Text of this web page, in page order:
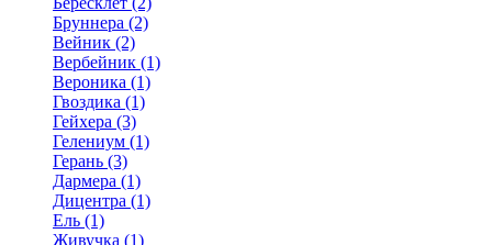
Бруннера (2)
Вейник (2)
Вербейник (1)
Вероника (1)
Гвоздика (1)
Гейхера (3)
Гелениум (1)
Герань (3)
Дармера (1)
Дицентра (1)
Ель (1)
Живучка (1)